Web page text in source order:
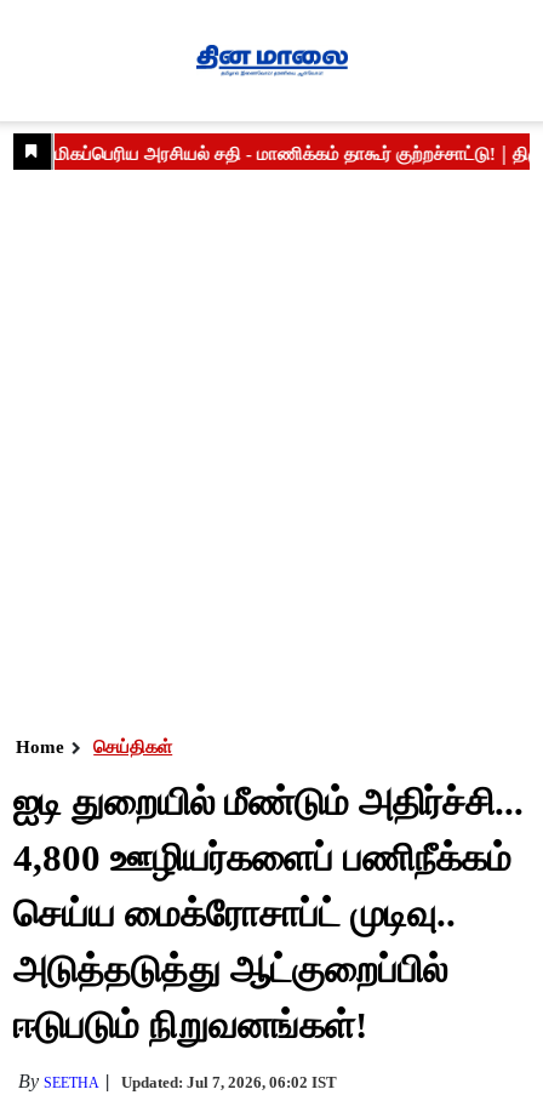
Home செய்திகள்
ஐடி துறையில் மீண்டும் அதிர்ச்சி...
4,800 ஊழியர்களைப் பணிநீக்கம்
செய்ய மைக்ரோசாப்ட் முடிவு..
அடுத்தடுத்து ஆட்குறைப்பில்
ஈடுபடும் நிறுவனங்கள்!
BySEETHA Updated: Jul 7, 2026, 06:02 IST